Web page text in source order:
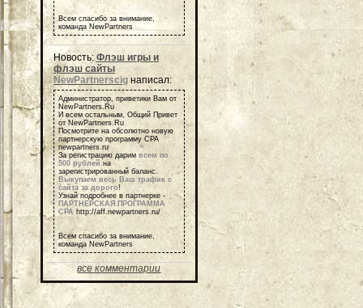
Всем спасибо за внимание,
команда NewPartners
Новость:Флэш игры и
флэш сайты
NewPartnerscig написал:
Администратор, приветики Вам от
NewPartners.Ru
И всем остальным, Общий Привет
от NewPartners.Ru
Посмотрите на обсолютно новую
партнерскую программу СРА
newpartners.ru
За регистрацию дарим всем по
500 рублей на
зарегистрированный баланс.
Выкупаем весь Ваш трафик с
сайта за дорого!
Узнай подробнее в партнерке -
ПАРТНЕРСКАЯ ПРОГРАММА
СРА http://aff.newpartners.ru/
Всем спасибо за внимание,
команда NewPartners
все комментарии